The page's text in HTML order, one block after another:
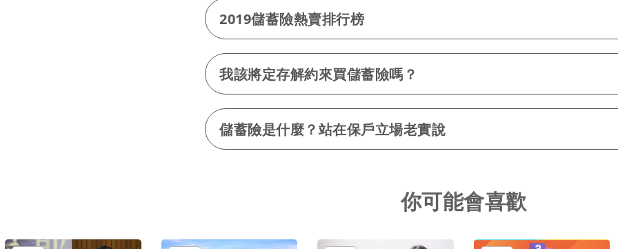
2019儲蓄險熱賣排行榜
我該將定存解約來買儲蓄險嗎？
儲蓄險是什麼？站在保戶立場老實說
你可能會喜歡